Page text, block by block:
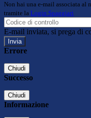
Non hai una e-mail associata al
tramite la Login Spaggiari
E-mail inviata, si prega di
Errore
Chiudi
Successo
Chiudi
Informazione